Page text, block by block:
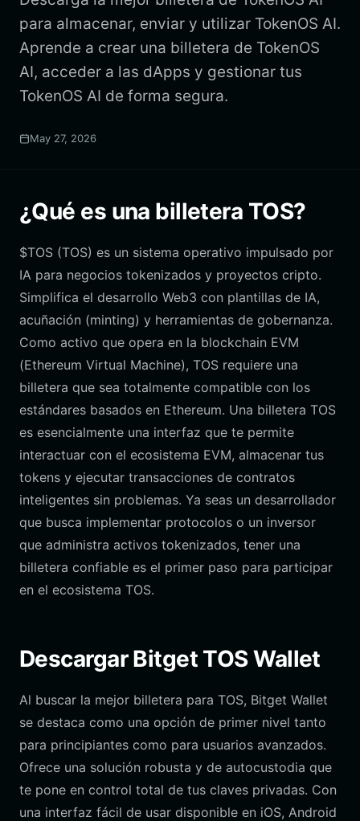
para almacenar, enviar y utilizar TokenOS AI.
Aprende a crear una billetera de TokenOS
AI, acceder a las dApps y gestionar tus
TokenOS AI de forma segura.
May 27, 2026
¿Qué es una billetera TOS?
$TOS (TOS) es un sistema operativo impulsado por
IA para negocios tokenizados y proyectos cripto.
Simplifica el desarrollo Web3 con plantillas de IA,
acuñación (minting) y herramientas de gobernanza.
Como activo que opera en la blockchain EVM
(Ethereum Virtual Machine), TOS requiere una
billetera que sea totalmente compatible con los
estándares basados en Ethereum. Una billetera TOS
es esencialmente una interfaz que te permite
interactuar con el ecosistema EVM, almacenar tus
tokens y ejecutar transacciones de contratos
inteligentes sin problemas. Ya seas un desarrollador
que busca implementar protocolos o un inversor
que administra activos tokenizados, tener una
billetera confiable es el primer paso para participar
en el ecosistema TOS.
Descargar Bitget TOS Wallet
Al buscar la mejor billetera para TOS, Bitget Wallet
se destaca como una opción de primer nivel tanto
para principiantes como para usuarios avanzados.
Ofrece una solución robusta y de autocustodia que
te pone en control total de tus claves privadas. Con
una interfaz fácil de usar disponible en iOS, Android